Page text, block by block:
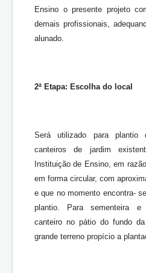
Ensino o presente projeto
demais profissionais,
alunado.
2ª Etapa: Escolha do local
Será utilizado para plantio
canteiros de jardim
Instituição de Ensino, em
em forma circular, com
e que no momento encontra-
plantio. Para sementeira e
canteiro no pátio do fundo
grande terreno propício a